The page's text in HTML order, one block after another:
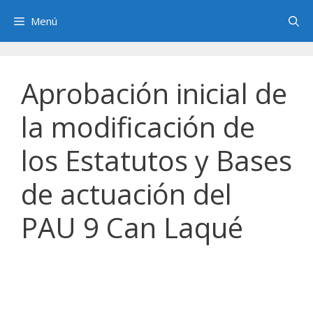
contenido
Menú
Aprobación inicial de
la modificación de
los Estatutos y Bases
de actuación del
PAU 9 Can Laqué